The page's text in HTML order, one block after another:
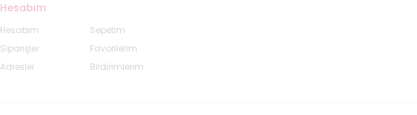
Hesabım
Hesabım
Siparişler
Adresler
Sepetim
Favorilerim
Bildirimlerim